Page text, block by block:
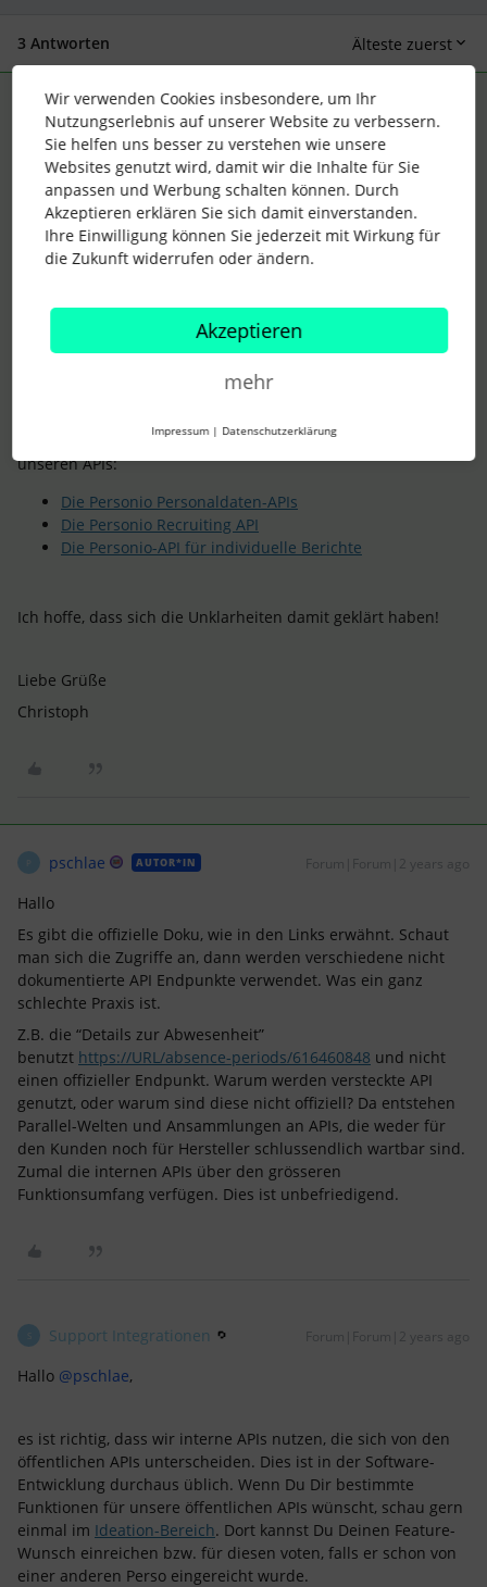
3 Antworten Älteste zuerst
Support Integrationen
Forum|Forum|2 years ago
Hallo@pschlae,
ich bin mir nicht ganz sicher, ob ich Deine Anfrage korrekt
verstehe. Grundsätzlich ist es aber so, dass Personio
Du bei uns in unserem eigenen Developer Hub und nicht auf
Der Personio Developer Hub
In unserem Helpcenter findest Du allgemeine Erklärungen zu
unseren APIs:
Die Personio Personaldaten-APIs
Die Personio Recruiting API
Die Personio-API für individuelle Berichte
Ich hoffe, dass sich die Unklarheiten damit geklärt haben!
Liebe Grüße
Christoph
pschlae AUTOR*IN Forum|Forum|2 years ago
Hallo
Es gibt die offizielle Doku, wie in den Links erwähnt. Schaut
man sich die Zugriffe an, dann werden verschiedene nicht
dokumentierte API Endpunkte verwendet. Was ein ganz
schlechte Praxis ist.
Z.B. die “Details zur Abwesenheit”
benutzt https://URL/absence-periods/616460848 und nicht
einen offizieller Endpunkt. Warum werden versteckte API
genutzt, oder warum sind diese nicht offiziell? Da entstehen
Parallel-Welten und Ansammlungen an APIs, die weder für
den Kunden noch für Hersteller schlussendlich wartbar sind.
Zumal die internen APIs über den grösseren
Funktionsumfang verfügen. Dies ist unbefriedigend.
Support Integrationen Forum|Forum|2 years ago
Hallo @pschlae,
es ist richtig, dass wir interne APIs nutzen, die sich von den
öffentlichen APIs unterscheiden. Dies ist in der Software-
Entwicklung durchaus üblich. Wenn Du Dir bestimmte
Funktionen für unsere öffentlichen APIs wünscht, schau gern
einmal im Ideation-Bereich. Dort kannst Du Deinen Feature-
Wunsch einreichen bzw. für diesen voten, falls er schon von
einer anderen Perso eingereicht wurde.
Wir verwenden Cookies insbesondere, um Ihr
Nutzungserlebnis auf unserer Website zu verbessern.
Sie helfen uns besser zu verstehen wie unsere
Websites genutzt wird, damit wir die Inhalte für Sie
anpassen und Werbung schalten können. Durch
Akzeptieren erklären Sie sich damit einverstanden.
Ihre Einwilligung können Sie jederzeit mit Wirkung für
die Zukunft widerrufen oder ändern.
Akzeptieren
mehr
Impressum | Datenschutzerklärung